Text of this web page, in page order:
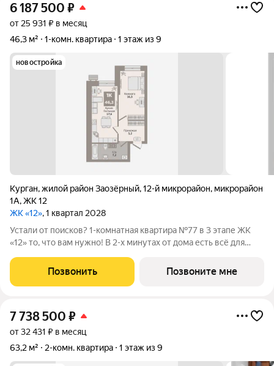
6 187 500 ₽
от 25 931 ₽ в месяц
46,3 м²
1-комн. квартира 1 этаж из 9
новостройка
Курган,жилой район Заозёрный,12-й микрорайон, микрорайон
1А,ЖК 12
ЖК «12», 1 квартал 2028
Устали от поисков? 1-комнатная квартира №77 в 3 этапе ЖК
«12» то, что вам нужно! В 2-х минутах от дома есть всё для
выдачи, новый бассейн и Ледовый дворец. Общая площадь
46,3 м включает: -
Позвонить Позвоните мне
7 738 500 ₽
от 32 431 ₽ в месяц
63,2 м²
2-комн. квартира 1 этаж из 9